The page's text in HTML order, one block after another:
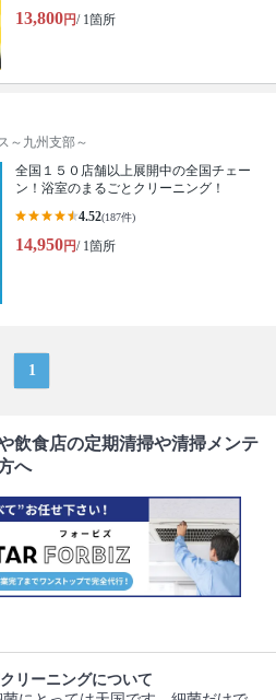
13,800円/ 1箇所
～九州支部～
全国１５０店舗以上展開中の全国チェー
ン！浴室のまるごとクリーニング！
4.52(187件)
14,950円/ 1箇所
1
飲食店の定期清掃や清掃メンテ
へ
リーニングについて